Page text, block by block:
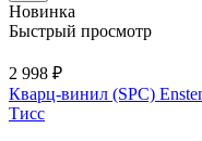
Новинка
Быстрый просмотр
2 998 ₽
Кварц-винил (SPC)
Тисс